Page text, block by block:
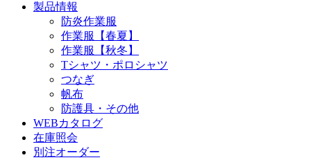
製品情報
防炎作業服
作業服【春夏】
作業服【秋冬】
Tシャツ・ポロシャツ
つなぎ
帆布
防護具・その他
WEBカタログ
在庫照会
別注オーダー